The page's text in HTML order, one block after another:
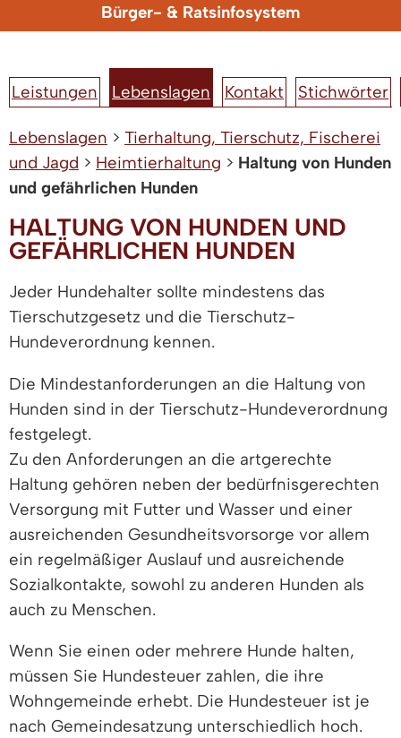
Bürger- & Ratsinfosystem
Leistungen Lebenslagen Kontakt Stichwörter
Lebenslagen > Tierhaltung, Tierschutz, Fischerei
und Jagd > Heimtierhaltung > Haltung von Hunden
und gefährlichen Hunden
HALTUNG VON HUNDEN UND
GEFÄHRLICHEN HUNDEN
Jeder Hundehalter sollte mindestens das
Tierschutzgesetz und die Tierschutz-
Hundeverordnung kennen.
Die Mindestanforderungen an die Haltung von
Hunden sind in der Tierschutz-Hundeverordnung
festgelegt.
Zu den Anforderungen an die artgerechte
Haltung gehören neben der bedürfnisgerechten
Versorgung mit Futter und Wasser und einer
ausreichenden Gesundheitsvorsorge vor allem
ein regelmäßiger Auslauf und ausreichende
Sozialkontakte, sowohl zu anderen Hunden als
auch zu Menschen.
Wenn Sie einen oder mehrere Hunde halten,
müssen Sie Hundesteuer zahlen, die ihre
Wohngemeinde erhebt. Die Hundesteuer ist je
nach Gemeindesatzung unterschiedlich hoch.